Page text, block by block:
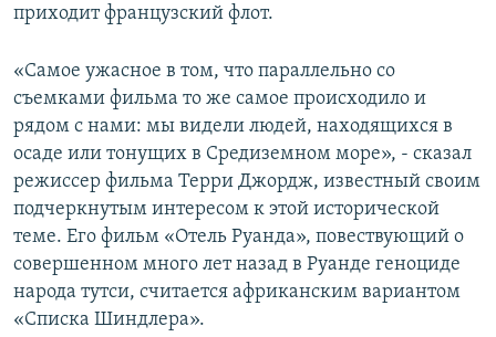
приходит французский флот.
«Самое ужасное в том, что параллельно со
съемками фильма то же самое происходило и
рядом с нами: мы видели людей, находящихся в
осаде или тонущих в Средиземном море», - сказал
режиссер фильма Терри Джордж, известный своим
подчеркнутым интересом к этой исторической
теме. Его фильм «Отель Руанда», повествующий о
совершенном много лет назад в Руанде геноциде
народа тутси, считается африканским вариантом
«Списка Шиндлера».